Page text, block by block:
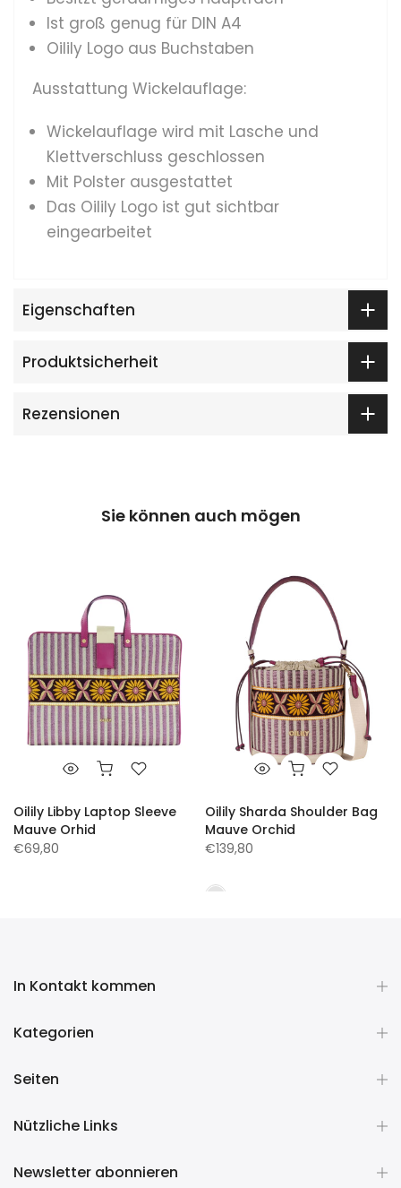
Ist groß genug für DIN A4
Oilily Logo aus Buchstaben
Ausstattung Wickelauflage:
Wickelauflage wird mit Lasche und
Klettverschluss geschlossen
Mit Polster ausgestattet
Das Oilily Logo ist gut sichtbar
eingearbeitet
Eigenschaften
Produktsicherheit
Rezensionen
Sie können auch mögen
Oilily Libby Laptop Sleeve
Mauve Orhid
€69,80
Oilily Sharda Shoulder Bag
Mauve Orchid
€139,80
In Kontakt kommen
Kategorien
Seiten
Nützliche Links
Newsletter abonnieren